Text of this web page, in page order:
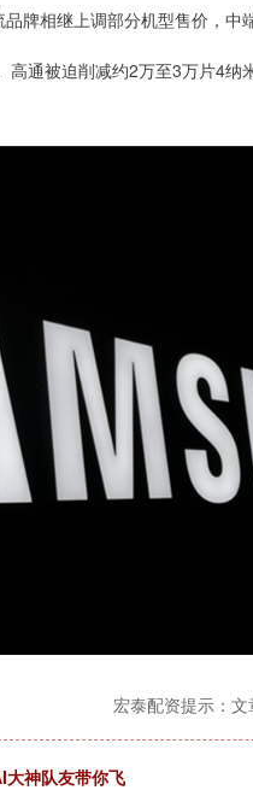
牌相继上调部分机型售价，中
通被迫削减约2万至3万片4纳
宏泰配资提示：文
大神队友带你飞